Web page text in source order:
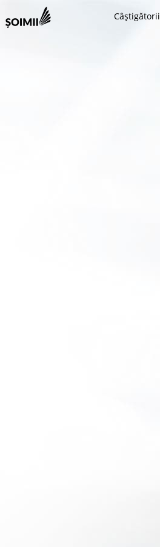
Câștigătorii